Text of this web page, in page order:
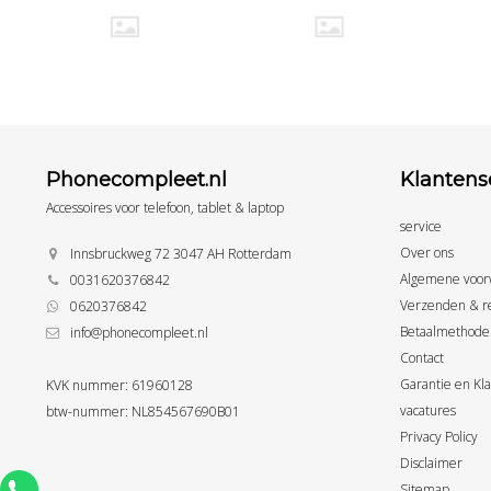
Phonecompleet.nl
Accessoires voor telefoon, tablet & laptop
Innsbruckweg 72 3047 AH Rotterdam
0031620376842
0620376842
info@phonecompleet.nl
KVK nummer: 61960128
btw-nummer: NL854567690B01
service
Over ons
Algemene
Verzenden &
Contact
Garantie en
vacatures
Privacy Policy
Disclaimer